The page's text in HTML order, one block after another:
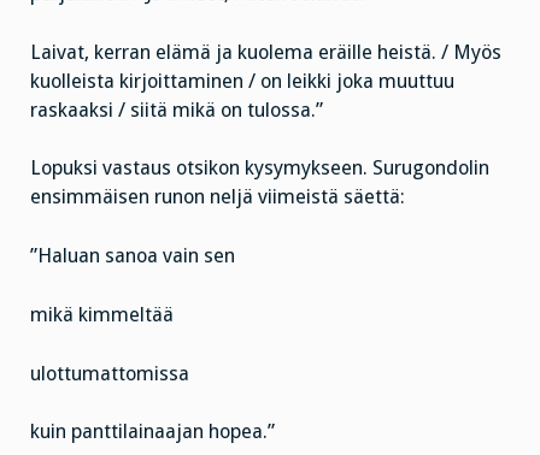
Laivat, kerran elämä ja kuolema eräille heistä. / Myös
kuolleista kirjoittaminen / on leikki joka muuttuu
raskaaksi / siitä mikä on tulossa.”
Lopuksi vastaus otsikon kysymykseen. Surugondolin
ensimmäisen runon neljä viimeistä säettä:
”Haluan sanoa vain sen
mikä kimmeltää
ulottumattomissa
kuin panttilainaajan hopea.”